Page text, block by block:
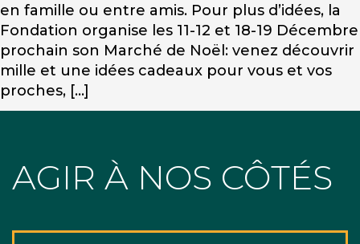
en famille ou entre amis. Pour plus d’idées, la
Fondation organise les 11-12 et 18-19 Décembre
prochain son Marché de Noël: venez découvrir
mille et une idées cadeaux pour vous et vos
proches, […]
AGIR À NOS CÔTÉS